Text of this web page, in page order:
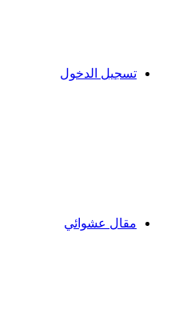
تسجيل الدخول
مقال عشوائي